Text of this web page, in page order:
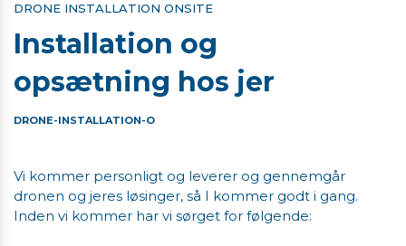
DRONE INSTALLATION ONSITE
Installation og
opsætning hos jer
DRONE-INSTALLATION-O
Vi kommer personligt og leverer og gennemgår
dronen og jeres løsinger, så I kommer godt i gang. ​​​​​​​
Inden vi kommer har vi sørget for følgende: